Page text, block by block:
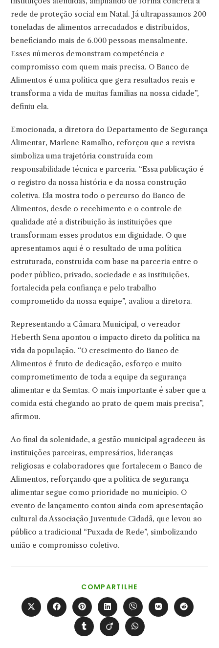
rede de proteção social em Natal. Já ultrapassamos 200
toneladas de alimentos arrecadados e distribuídos,
beneficiando mais de 6.000 pessoas mensalmente.
Esses números demonstram competência e
compromisso com quem mais precisa. O Banco de
Alimentos é uma política que gera resultados reais e
transforma a vida de muitas famílias na nossa cidade”,
definiu ela.
Emocionada, a diretora do Departamento de Segurança
Alimentar, Marlene Ramalho, reforçou que a revista
simboliza uma trajetória construída com
responsabilidade técnica e parceria. “Essa publicação é
o registro da nossa história e da nossa construção
coletiva. Ela mostra todo o percurso do Banco de
Alimentos, desde o recebimento e o controle de
qualidade até a distribuição às instituições que
transformam esses produtos em dignidade. O que
apresentamos aqui é o resultado de uma política
estruturada, construída com base na parceria entre o
poder público, privado, sociedade e as instituições,
fortalecida pela confiança e pelo trabalho
comprometido da nossa equipe”, avaliou a diretora.
Representando a Câmara Municipal, o vereador
Heberth Sena apontou o impacto direto da política na
vida da população. “O crescimento do Banco de
Alimentos é fruto de dedicação, esforço e muito
comprometimento de toda a equipe da segurança
alimentar e da Semtas. O mais importante é saber que a
comida está chegando ao prato de quem mais precisa”,
afirmou.
Ao final da solenidade, a gestão municipal agradeceu às
instituições parceiras, empresários, lideranças
religiosas e colaboradores que fortalecem o Banco de
Alimentos, reforçando que a política de segurança
alimentar segue como prioridade no município. O
evento de lançamento contou ainda com apresentação
cultural da Associação Juventude Cidadã, que levou ao
público a tradicional “Puxada de Rede”, simbolizando
união e compromisso coletivo.
COMPARTILHE
ESTE
CONTEÚDO
Abre
em
Abre
em
Abre
em
uma
nova
janela
Abre
em
uma
nova
janela
Abre
em
uma
nova
janela
Abre
em
Abre
em
Abre
em
Abre
em
Abre
em